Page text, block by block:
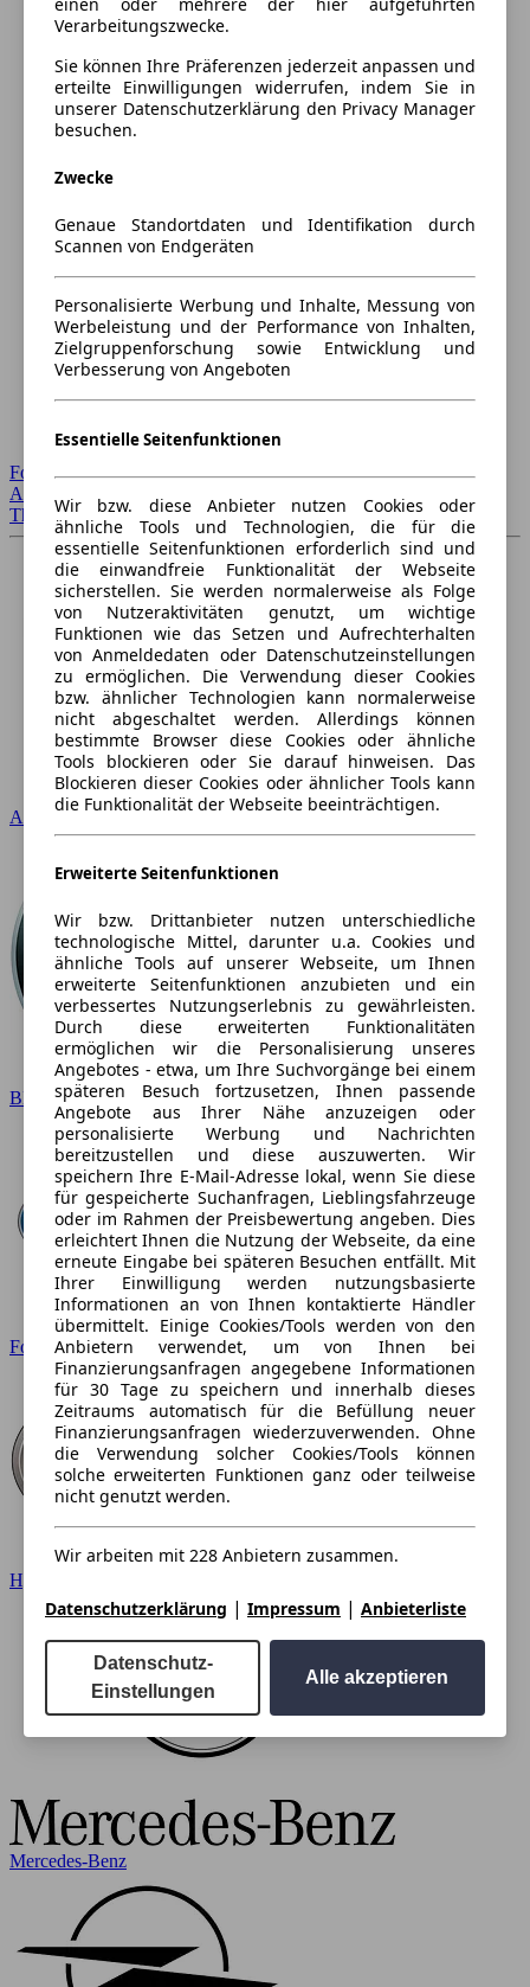
Forum Startseite
Alle Auto-Foren
Themen-Forum
Audi
BMW
Ford
Hyundai
Mercedes-Benz
Verarbeitungszwecke.
Sie können Ihre Präferenzen jederzeit anpassen und
erteilte Einwilligungen widerrufen, indem Sie in
unserer Datenschutzerklärung den Privacy Manager
besuchen.
Zwecke
Genaue Standortdaten und Identifikation durch
Scannen von Endgeräten
Personalisierte Werbung und Inhalte, Messung von
Werbeleistung und der Performance von Inhalten,
Zielgruppenforschung sowie Entwicklung und
Verbesserung von Angeboten
Essentielle Seitenfunktionen
Wir bzw. diese Anbieter nutzen Cookies oder
ähnliche Tools und Technologien, die für die
essentielle Seitenfunktionen erforderlich sind und
die einwandfreie Funktionalität der Webseite
sicherstellen. Sie werden normalerweise als Folge
von Nutzeraktivitäten genutzt, um wichtige
Funktionen wie das Setzen und Aufrechterhalten
von Anmeldedaten oder Datenschutzeinstellungen
zu ermöglichen. Die Verwendung dieser Cookies
bzw. ähnlicher Technologien kann normalerweise
nicht abgeschaltet werden. Allerdings können
bestimmte Browser diese Cookies oder ähnliche
Tools blockieren oder Sie darauf hinweisen. Das
Blockieren dieser Cookies oder ähnlicher Tools kann
die Funktionalität der Webseite beeinträchtigen.
Erweiterte Seitenfunktionen
Wir bzw. Drittanbieter nutzen unterschiedliche
technologische Mittel, darunter u.a. Cookies und
ähnliche Tools auf unserer Webseite, um Ihnen
erweiterte Seitenfunktionen anzubieten und ein
verbessertes Nutzungserlebnis zu gewährleisten.
Durch diese erweiterten Funktionalitäten
ermöglichen wir die Personalisierung unseres
Angebotes - etwa, um Ihre Suchvorgänge bei einem
späteren Besuch fortzusetzen, Ihnen passende
Angebote aus Ihrer Nähe anzuzeigen oder
personalisierte Werbung und Nachrichten
bereitzustellen und diese auszuwerten. Wir
speichern Ihre E-Mail-Adresse lokal, wenn Sie diese
für gespeicherte Suchanfragen, Lieblingsfahrzeuge
oder im Rahmen der Preisbewertung angeben. Dies
erleichtert Ihnen die Nutzung der Webseite, da eine
erneute Eingabe bei späteren Besuchen entfällt. Mit
Ihrer Einwilligung werden nutzungsbasierte
Informationen an von Ihnen kontaktierte Händler
übermittelt. Einige Cookies/Tools werden von den
Anbietern verwendet, um von Ihnen bei
Finanzierungsanfragen angegebene Informationen
für 30 Tage zu speichern und innerhalb dieses
Zeitraums automatisch für die Befüllung neuer
Finanzierungsanfragen wiederzuverwenden. Ohne
die Verwendung solcher Cookies/Tools können
solche erweiterten Funktionen ganz oder teilweise
nicht genutzt werden.
Wir arbeiten mit 228 Anbietern zusammen.
Datenschutzerklärung | Impressum | Anbieterliste
Datenschutz-
Einstellungen
Alle akzeptieren